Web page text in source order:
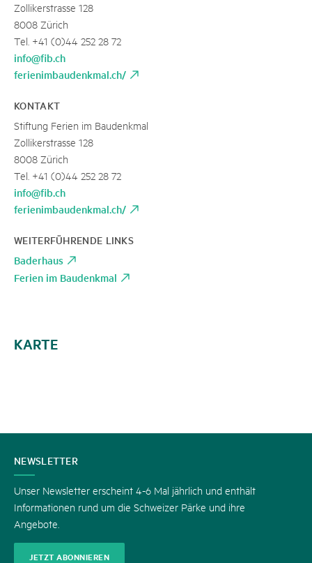
Zollikerstrasse 128
8008 Zürich
Tel. +41 (0)44 252 28 72
info@fib.ch
ferienimbaudenkmal.ch/
KONTAKT
Stiftung Ferien im Baudenkmal
Zollikerstrasse 128
8008 Zürich
Tel. +41 (0)44 252 28 72
info@fib.ch
ferienimbaudenkmal.ch/
WEITERFÜHRENDE LINKS
Baderhaus
Ferien im Baudenkmal
KARTE
KONTAKT
NEWSLETTER
Unser Newsletter erscheint 4-6 Mal jährlich und enthält
Informationen rund um die Schweizer Pärke und ihre
Angebote.
JETZT ABONNIEREN